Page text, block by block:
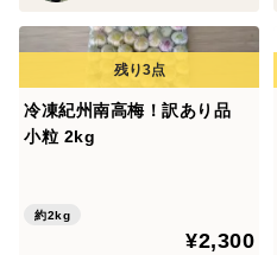
冷凍紀州南高梅！訳あり品
小粒 2kg
約2kg
¥2,300